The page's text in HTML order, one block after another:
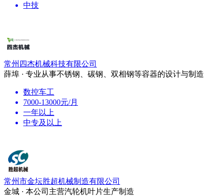
中技
常州四杰机械科技有限公司
薛埠 · 专业从事不锈钢、碳钢、双相钢等容器的设计与制造
数控车工
7000-13000元/月
一年以上
中专及以上
常州市金坛胜超机械制造有限公司
金城 · 本公司主营汽轮机叶片生产制造